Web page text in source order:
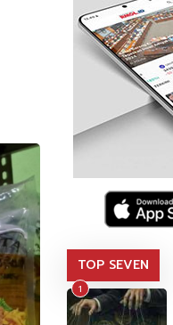
TOP SEVEN
1